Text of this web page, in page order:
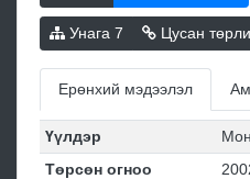
Унага 7 Цусан
Ерөнхий мэдээлэл
Үүлдэр
Төрсөн огноо